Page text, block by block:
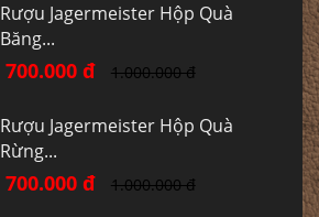
Rượu Jagermeister Hộp Quà
Băng...
700.000 đ 1.000.000 đ
Rượu Jagermeister Hộp Quà
Rừng...
700.000 đ 1.000.000 đ